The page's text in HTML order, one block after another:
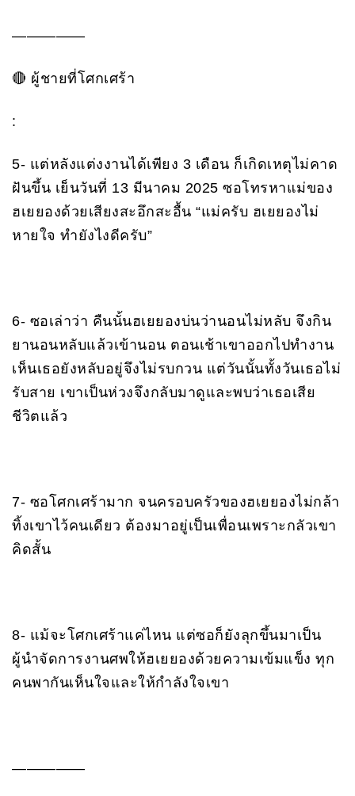
—————
🔴 ผู้ชายที่โศกเศร้า
:
5- แต่หลังแต่งงานได้เพียง 3 เดือน ก็เกิดเหตุไม่คาด
ฝันขึ้น เย็นวันที่ 13 มีนาคม 2025 ซอโทรหาแม่ของ
ฮเยยองด้วยเสียงสะอึกสะอื้น “แม่ครับ ฮเยยองไม่
หายใจ ทำยังไงดีครับ”
6- ซอเล่าว่า คืนนั้นฮเยยองบ่นว่านอนไม่หลับ จึงกิน
ยานอนหลับแล้วเข้านอน ตอนเช้าเขาออกไปทำงาน
เห็นเธอยังหลับอยู่จึงไม่รบกวน แต่วันนั้นทั้งวันเธอไม่
รับสาย เขาเป็นห่วงจึงกลับมาดูและพบว่าเธอเสีย
ชีวิตแล้ว
7- ซอโศกเศร้ามาก จนครอบครัวของฮเยยองไม่กล้า
ทิ้งเขาไว้คนเดียว ต้องมาอยู่เป็นเพื่อนเพราะกลัวเขา
คิดสั้น
8- แม้จะโศกเศร้าแค่ไหน แต่ซอก็ยังลุกขึ้นมาเป็น
ผู้นำจัดการงานศพให้ฮเยยองด้วยความเข้มแข็ง ทุก
คนพากันเห็นใจและให้กำลังใจเขา
—————